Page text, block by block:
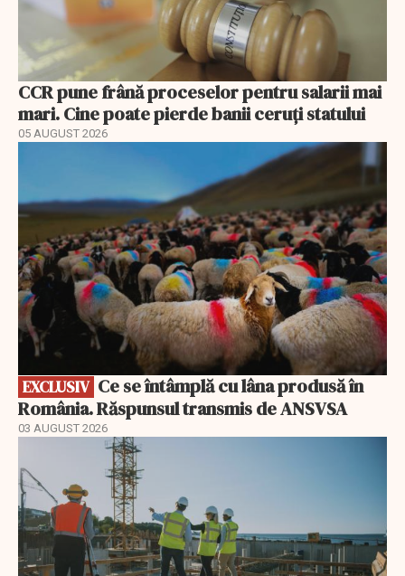
CCR pune frână proceselor pentru salarii mai
mari. Cine poate pierde banii ceruți statului
05 AUGUST 2026
EXCLUSIV
România. Răspunsul transmis de ANSVSA
03 AUGUST 2026